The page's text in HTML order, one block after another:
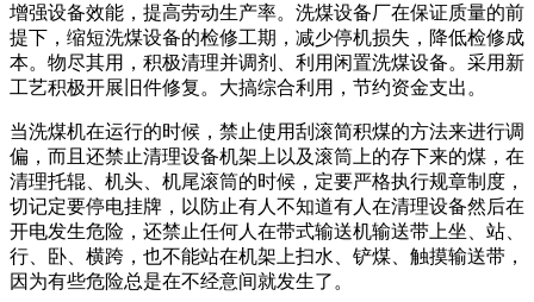
增强设备效能，提高劳动生产率。洗煤设备厂在保证质量的前
提下，缩短洗煤设备的检修工期，减少停机损失，降低检修成
本。物尽其用，积极清理并调剂、利用闲置洗煤设备。采用新
工艺积极开展旧件修复。大搞综合利用，节约资金支出。
当洗煤机在运行的时候，禁止使用刮滚简积煤的方法来进行调
偏，而且还禁止清理设备机架上以及滚筒上的存下来的煤，在
清理托辊、机头、机尾滚筒的时候，定要严格执行规章制度，
切记定要停电挂牌，以防止有人不知道有人在清理设备然后在
开电发生危险，还禁止任何人在带式输送机输送带上坐、站、
行、卧、横跨，也不能站在机架上扫水、铲煤、触摸输送带，
因为有些危险总是在不经意间就发生了。